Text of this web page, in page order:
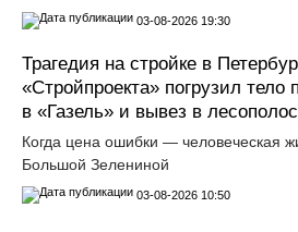
03-08-2026 19:30
Трагедия на стройке в
«Стройпроекта» погрузил тело
в «Газель» и вывез в
Когда цена ошибки — человеческая
Большой Зелениной
03-08-2026 10:50